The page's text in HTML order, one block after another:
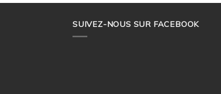
SUIVEZ-NOUS SUR FACEBOOK